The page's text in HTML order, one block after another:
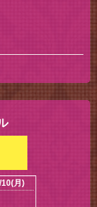
月)